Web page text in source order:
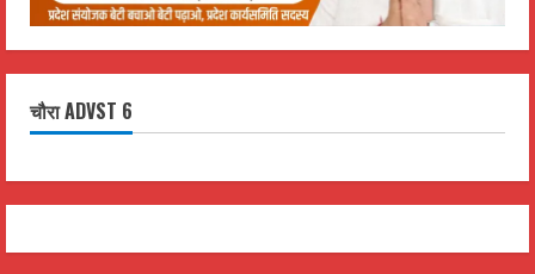
चौरा ADVST 6